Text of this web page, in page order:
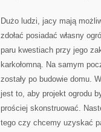
Dużo ludzi, jacy mają
zdołać posiadać własny
paru kwestiach przy jego
karkołomną. Na samym
zostały po budowie domu.
jest to, aby projekt ogrodu
prościej skonstruować.
tego czy chcemy uzyskać